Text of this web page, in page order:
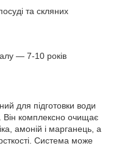
та скляних
— 7-10 років
для підготовки води
Він комплексно очищає
амоній і марганець, а
Система може